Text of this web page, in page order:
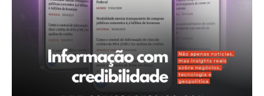
A Empresa
Sobre nós
Diretrizes Editoriais